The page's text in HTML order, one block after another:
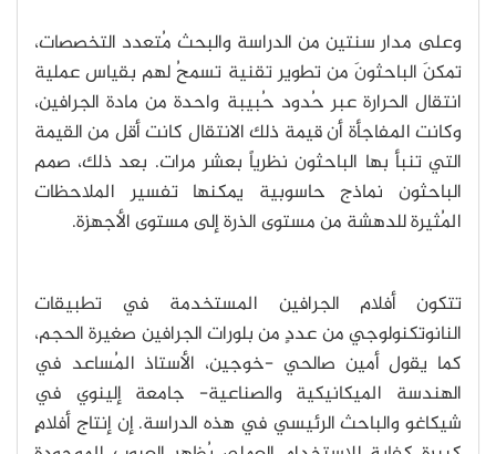
وعلى مدار سنتين من الدراسة والبحث مُتعدد التخصصات،
تمكنَ الباحثونَ من تطوير تقنية تسمحُ لهم بقياس عملية
انتقال الحرارة عبر حُدود حُبيبة واحدة من مادة الجرافين،
وكانت المفاجأة أن قيمة ذلك الانتقال كانت أقل من القيمة
التي تنبأ بها الباحثون نظرياً بعشر مرات. بعد ذلك، صمم
الباحثون نماذج حاسوبية يمكنها تفسير الملاحظات
المُثيرة للدهشة من مستوى الذرة إلى مستوى الأجهزة.
تتكون أفلام الجرافين المستخدمة في تطبيقات
النانوتكنولوجي من عددٍ من بلورات الجرافين صغيرة الحجم،
كما يقول أمين صالحي -خوجين، الأستاذ المُساعد في
الهندسة الميكانيكية والصناعية- جامعة إلينوي في
شيكاغو والباحث الرئيسي في هذه الدراسة. إن إنتاج أفلامٍ